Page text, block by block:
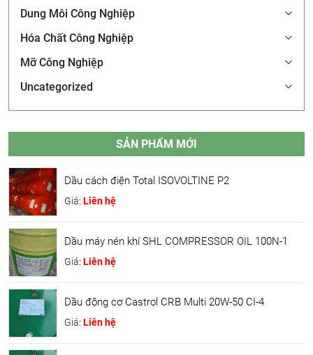
Dung Môi Công Nghiệp
Hóa Chất Công Nghiệp
Mỡ Công Nghiệp
Uncategorized
SẢN PHẨM MỚI
Dầu cách điện Total ISOVOLTINE P2
Giá: Liên hệ
Dầu máy nén khí SHL COMPRESSOR OIL 100N-1
Giá: Liên hệ
Dầu động cơ Castrol CRB Multi 20W-50 CI-4
Giá: Liên hệ